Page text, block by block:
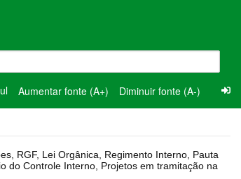
Aumentar fonte (A+) Diminuir fonte (A-)